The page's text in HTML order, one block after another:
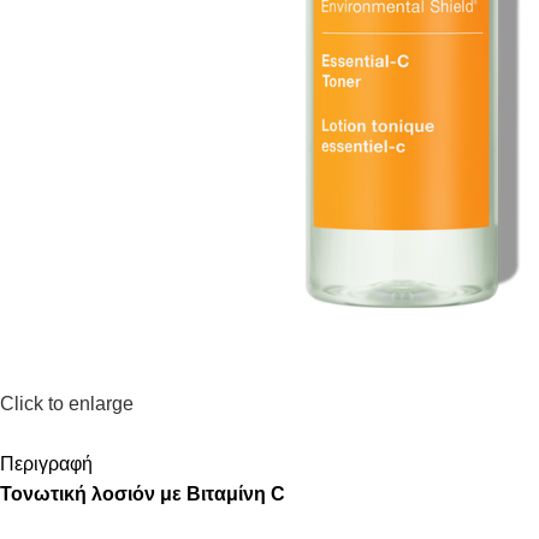
Click to enlarge
Περιγραφή
Τονωτική λοσιόν με Βιταμίνη C